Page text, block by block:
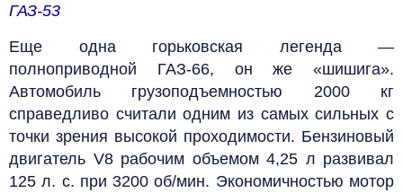
ГАЗ-53
Еще одна горьковская легенда —
полноприводной ГАЗ-66, он же «шишига».
Автомобиль грузоподъемностью 2000 кг
справедливо считали одним из самых сильных с
точки зрения высокой проходимости. Бензиновый
двигатель V8 рабочим объемом 4,25 л развивал
125 л. с. при 3200 об/мин. Экономичностью мотор